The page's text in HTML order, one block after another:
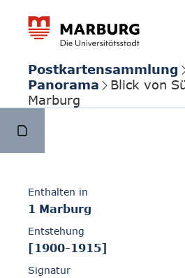
Postkartensammlung
Panorama
Blick von
Marburg
Enthalten in
1 Marburg
Entstehung
[1900-1915]
Signatur